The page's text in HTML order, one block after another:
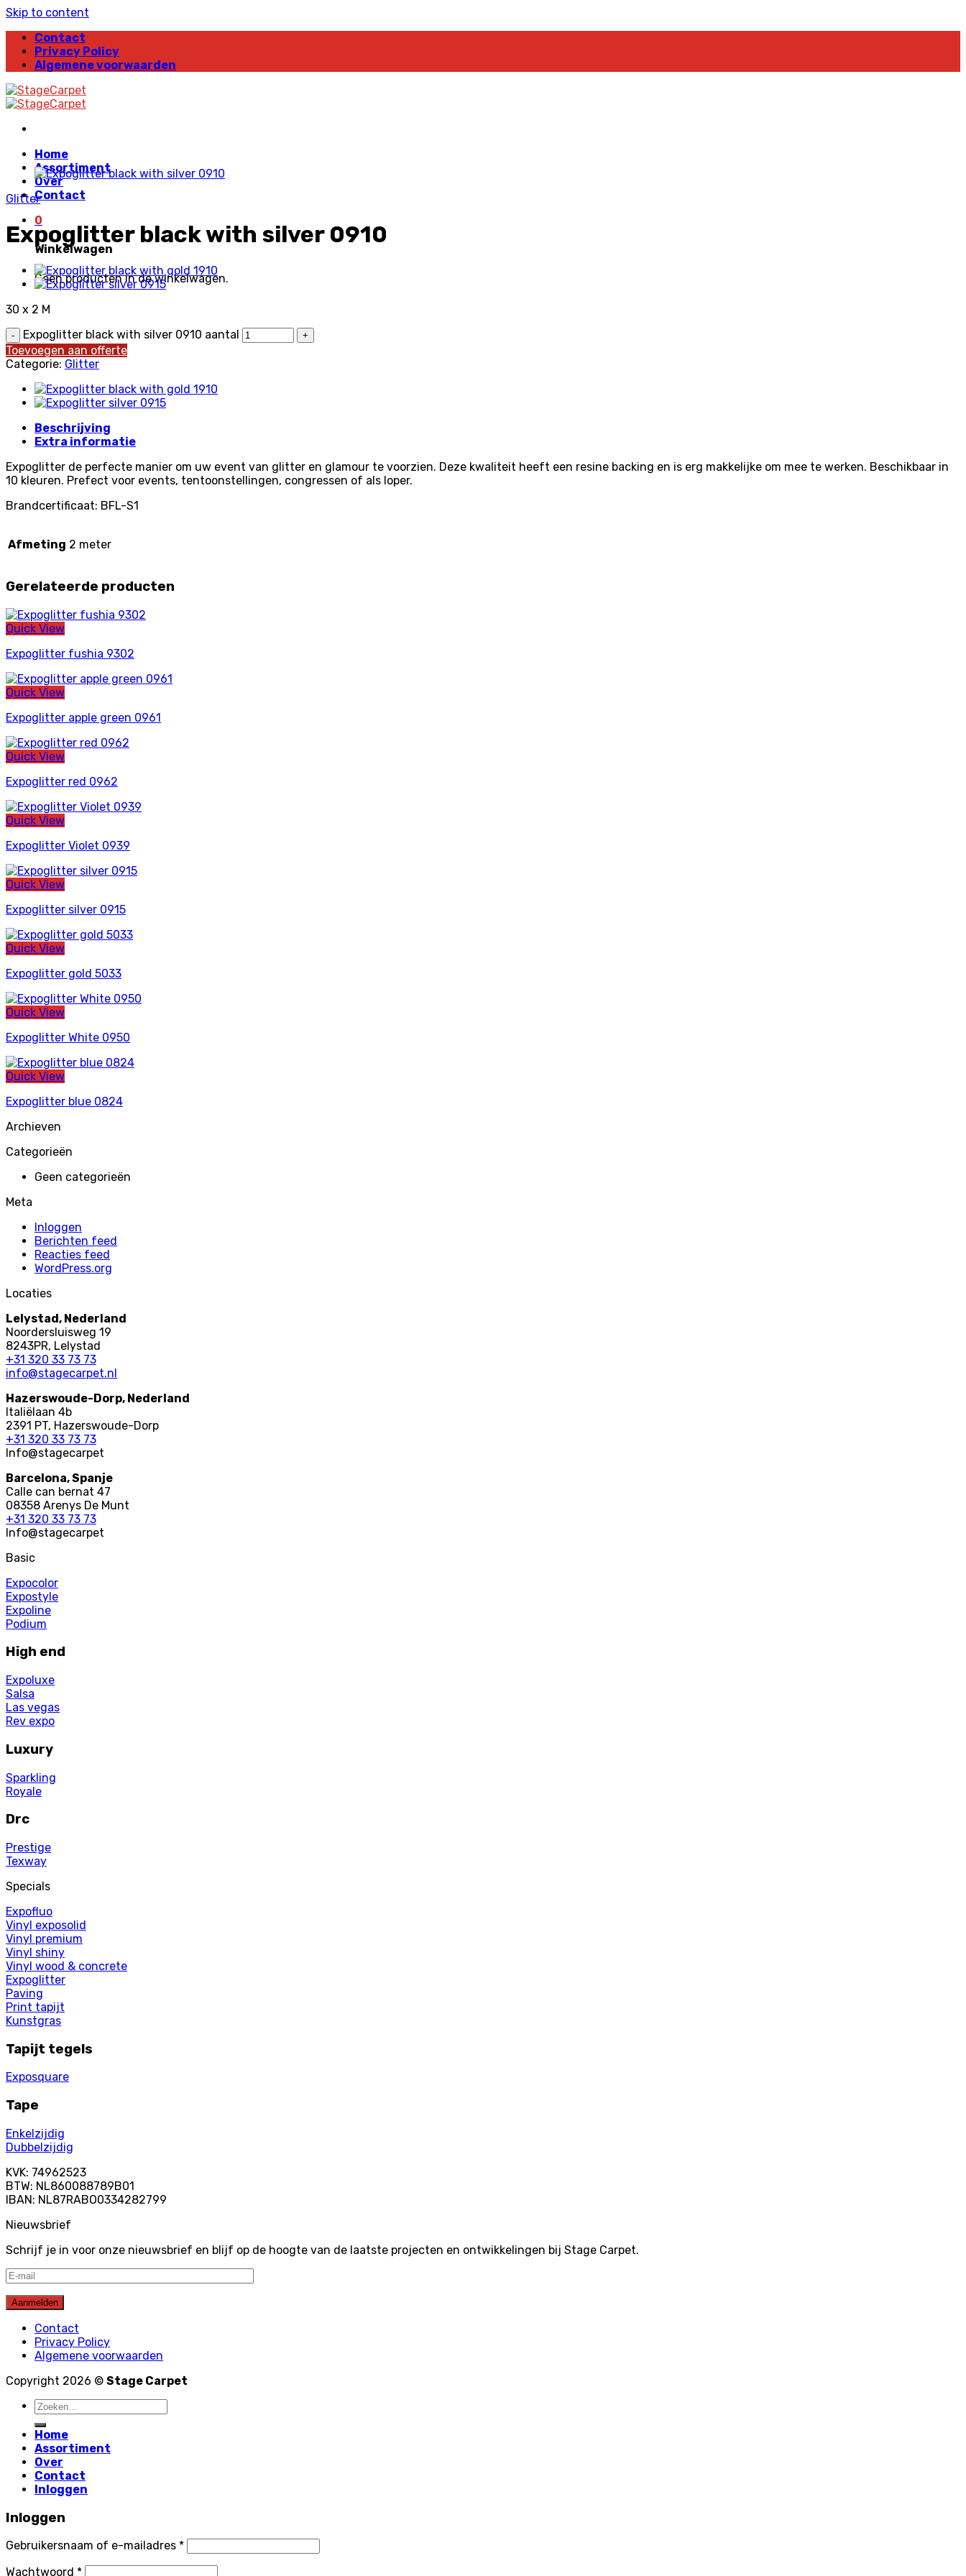
Skip to content
Contact
Privacy Policy
Algemene voorwaarden
Home
Assortiment
Over
Contact
0
Winkelwagen
Geen producten in de winkelwagen.
Glitter
Expoglitter black with silver 0910
30 x 2 M
Expoglitter black with silver 0910 aantal
Toevoegen aan offerte
Categorie: Glitter
Beschrijving
Extra informatie
Expoglitter de perfecte manier om uw event van glitter en glamour te voorzien. Deze kwaliteit heeft een resine backing en is erg makkelijke om mee te werken. Beschikbaar in
10 kleuren. Prefect voor events, tentoonstellingen, congressen of als loper.
Brandcertificaat: BFL-S1
Afmeting 2 meter
Gerelateerde producten
Quick View
Expoglitter fushia 9302
Quick View
Expoglitter apple green 0961
Quick View
Expoglitter red 0962
Quick View
Expoglitter Violet 0939
Quick View
Expoglitter silver 0915
Quick View
Expoglitter gold 5033
Quick View
Expoglitter White 0950
Quick View
Expoglitter blue 0824
Archieven
Categorieën
Geen categorieën
Meta
Inloggen
Berichten feed
Reacties feed
WordPress.org
Locaties
Lelystad, Nederland
Noordersluisweg 19
8243PR, Lelystad
+31 320 33 73 73
info@stagecarpet.nl
Hazerswoude-Dorp, Nederland
Italiëlaan 4b
2391 PT, Hazerswoude-Dorp
+31 320 33 73 73
Info@stagecarpet
Barcelona, Spanje
Calle can bernat 47
08358 Arenys De Munt
+31 320 33 73 73
Info@stagecarpet
Basic
Expocolor
Expostyle
Expoline
Podium
High end
Expoluxe
Salsa
Las vegas
Rev expo
Luxury
Sparkling
Royale
Drc
Prestige
Texway
Specials
Expofluo
Vinyl exposolid
Vinyl premium
Vinyl shiny
Vinyl wood & concrete
Expoglitter
Paving
Print tapijt
Kunstgras
Tapijt tegels
Exposquare
Tape
Enkelzijdig
Dubbelzijdig
KVK: 74962523
BTW: NL860088789B01
IBAN: NL87RABO0334282799
Nieuwsbrief
Schrijf je in voor onze nieuwsbrief en blijf op de hoogte van de laatste projecten en ontwikkelingen bij Stage Carpet.
Contact
Privacy Policy
Algemene voorwaarden
Copyright 2026 © Stage Carpet
Home
Assortiment
Over
Contact
Inloggen
Inloggen
Gebruikersnaam of e-mailadres *
Wachtwoord *